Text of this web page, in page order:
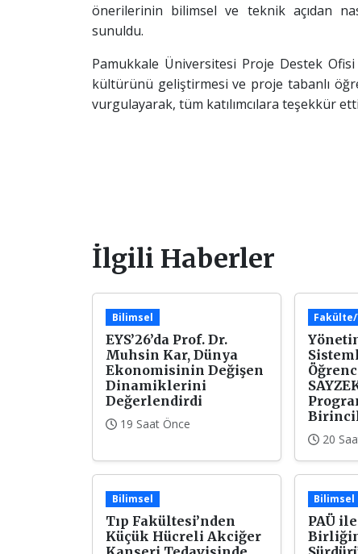
önerilerinin bilimsel ve teknik açıdan
sunuldu.
Pamukkale Üniversitesi Proje Destek
kültürünü geliştirmesi ve proje tabanlı
vurgulayarak, tüm katılımcılara teşekkür
İlgili Haberler
Bilimsel
EYS’26’da Prof. Dr.
Muhsin Kar, Dünya
Ekonomisinin Değişen
Dinamiklerini
Değerlendirdi
19 Saat Önce
Fakülte/
20
Bilimsel
Tıp Fakültesi’nden
Küçük Hücreli Akciğer
Bilimsel
PAÜ